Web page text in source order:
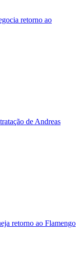
retorno ao
de Andreas
retorno ao Flamengo